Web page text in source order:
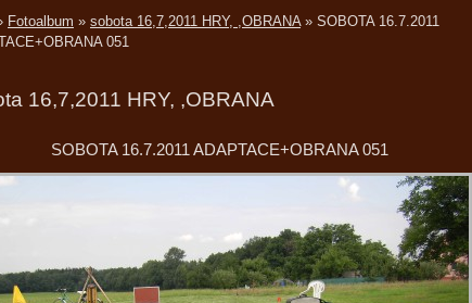
Fotoalbum » sobota 16,7,2011 HRY, ,OBRANA» SOBOTA 16.7.2011
051
16,7,2011 HRY, ,OBRANA
SOBOTA 16.7.2011 ADAPTACE+OBRANA 051